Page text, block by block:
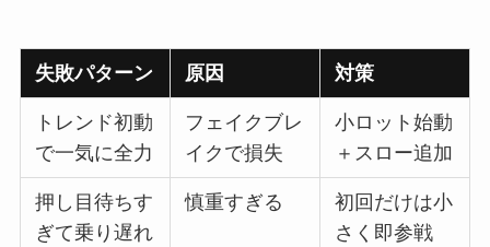
失敗パターン 原因 対策
トレンド初動
で一気に全力
フェイクブレ
イクで損失
小ロット始動
＋スロー追加
押し目待ちす
ぎて乗り遅れ
慎重すぎる
初回だけは小
さく即参戦